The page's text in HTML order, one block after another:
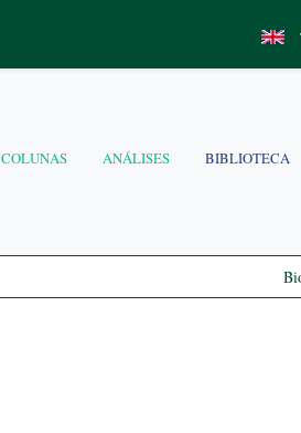
·
COLUNAS ANÁLISES BIBLIOTECA